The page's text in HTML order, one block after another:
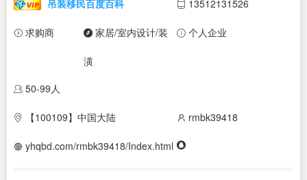
吊装移民百度百科 13512131526
求购商 家居/室内设计/装
潢
个人企业
50-99人
【100109】中国大陆 rmbk39418
yhqbd.com/rmbk39418/Index.html